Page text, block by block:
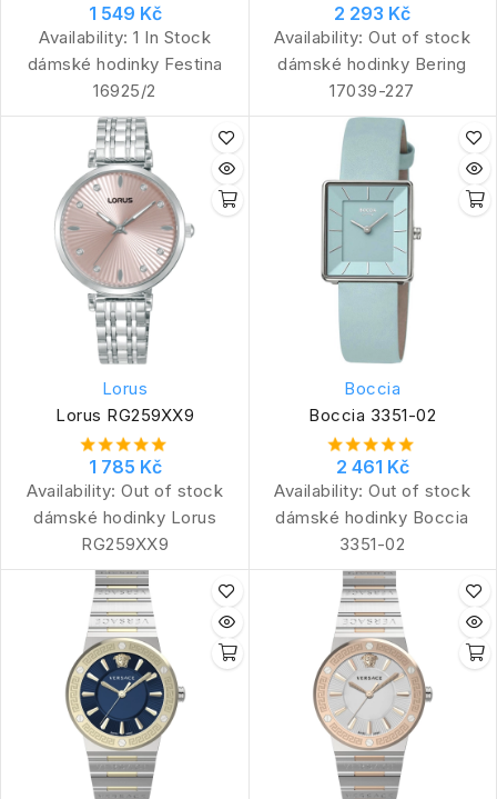
1 549 Kč
Availability: 1 In Stock
dámské hodinky Festina
16925/2
2 293 Kč
Availability: Out of stock
dámské hodinky Bering
17039-227
Lorus
Lorus RG259XX9
1 785 Kč
Availability: Out of stock
dámské hodinky Lorus
RG259XX9
Boccia
Boccia 3351-02
2 461 Kč
Availability: Out of stock
dámské hodinky Boccia
3351-02